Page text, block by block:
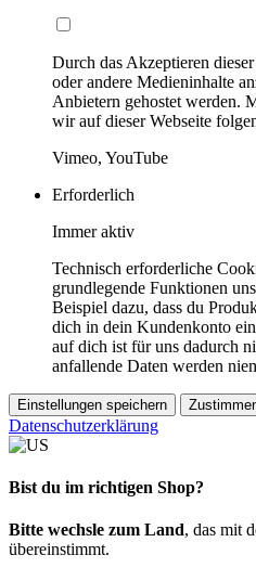
Durch das Akzeptieren
oder andere Medieninhalte
Anbietern gehostet werden.
wir auf dieser Webseite
Vimeo, YouTube
Erforderlich
Immer aktiv
Technisch erforderliche
grundlegende Funktionen
Beispiel dazu, dass du
dich in dein Kundenkonto
auf dich ist für uns dadurch
anfallende Daten werden
Einstellungen speichern
Datenschutzerklärung
Bist du im richtigen Shop?
Bitte wechsle zum Land, das mit
übereinstimmt.